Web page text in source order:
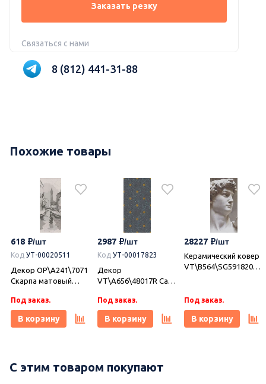
Заказать резку
Связаться с нами
8 (812) 441-31-88
Похожие товары
618
Код УТ-00020511
Декор OP\A241\7071
Скарпа матовый
Marazzi (Керама
Марацци)
Под заказ.
В корзину
2987
Код УТ-00017823
Декор
VT\A656\48017R Сан-
обрезной 40x80x1,
Kerama Marazzi
(Керама Марацци)
Под заказ.
В корзину
28227
Керамический ковер
VT\B564\SG591820R
119,5х238,5х0,9,
Kerama Marazzi
(Керама Марацци)
Под заказ.
В корзину
С этим товаром покупают